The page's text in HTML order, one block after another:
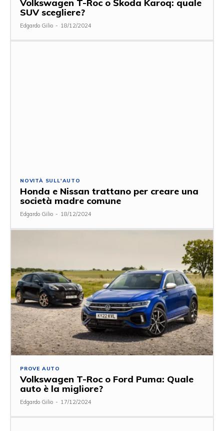
Volkswagen T-Roc o Škoda Karoq: quale
SUV scegliere?
Edgardo Gilio - 18/12/2024
NOVITÀ SULL'AUTO
Honda e Nissan trattano per creare una
società madre comune
Edgardo Gilio - 18/12/2024
PROVE AUTO
Volkswagen T-Roc o Ford Puma: Quale
auto è la migliore?
Edgardo Gilio - 17/12/2024